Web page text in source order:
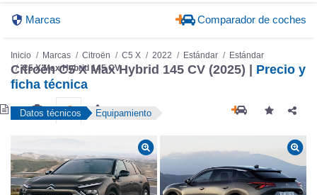
Marcas Comparador de coches
Inicio Marcas Citroën C5 X 2022 Estándar
Estándar
C5 X Max Hybrid 145 CV
Citroën C5 X Max Hybrid 145 CV (2025) | Precio y
ficha técnica
Datos técnicos Equipamiento